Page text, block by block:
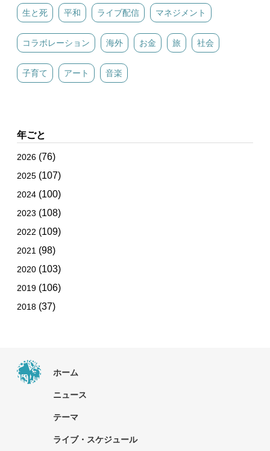
生と死 平和 ライブ配信 マネジメント
コラボレーション 海外 お金 旅 社会
子育て アート 音楽
年ごと
2026 (76)
2025 (107)
2024 (100)
2023 (108)
2022 (109)
2021 (98)
2020 (103)
2019 (106)
2018 (37)
ホーム
ニュース
テーマ
ライブ・スケジュール